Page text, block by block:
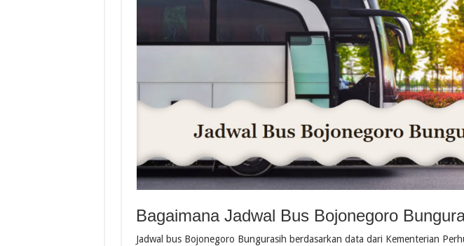
Bagaimana Jadwal Bus Bojonegoro
Jadwal bus Bojonegoro Bungurasih berdasarkan data dari Kementerian